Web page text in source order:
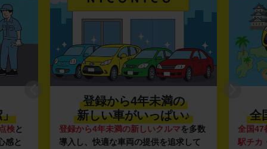
」
検と
感と
登録から4年未満の
新しい車がいっぱい♪
登録から4年未満の新しいクルマを多数
導入し、快適な車両の提供を追求して
全
全国47
駅チカ